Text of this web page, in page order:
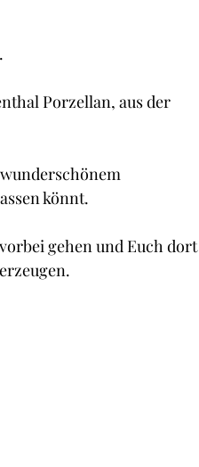
Porzellan, aus der
könnt.
gehen und Euch dort